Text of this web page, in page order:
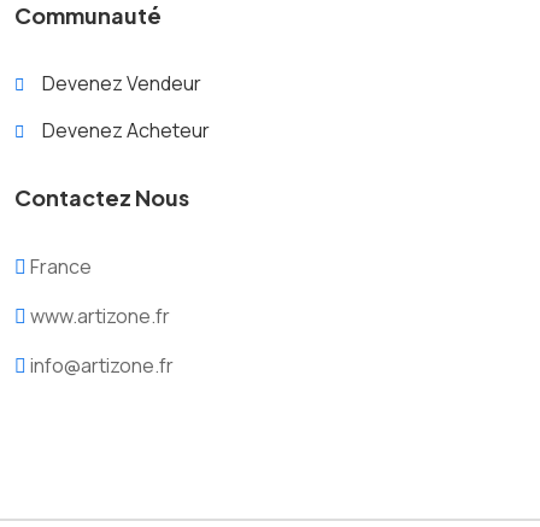
Communauté
Devenez Vendeur
Devenez Acheteur
Contactez Nous
France
www.artizone.fr
info@artizone.fr